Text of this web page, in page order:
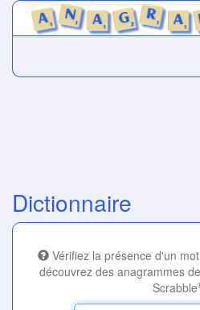
Dictionnaire
Vérifiez la présence d'un
découvrez des anagrammes
Scrabble